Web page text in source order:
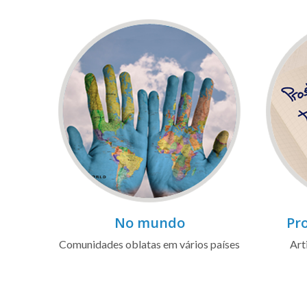
No mundo
Comunidades oblatas em vários países